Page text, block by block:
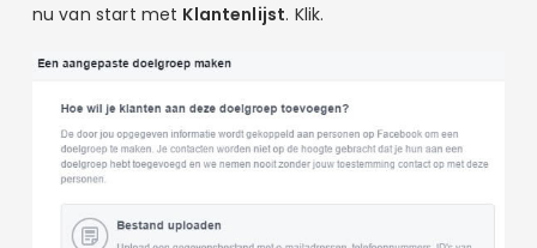
nu van start met Klantenlijst. Klik.